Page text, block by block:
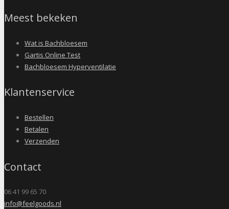
Meest bekeken
Wat is Bachbloesem
Gartis Online Test
Bachbloesem Hyperventilatie
Klantenservice
Bestellen
Betalen
Verzenden
Contact
06 41 99 65 70
info@feelgoods.nl